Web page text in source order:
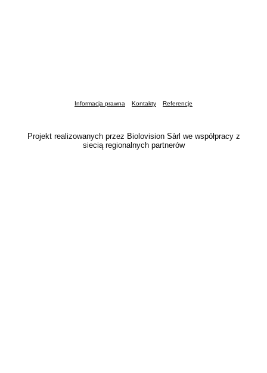
Informacja prawna Kontakty Referencje
Projekt realizowanych przez Biolovision Sàrl we współpracy z
siecią regionalnych partnerów